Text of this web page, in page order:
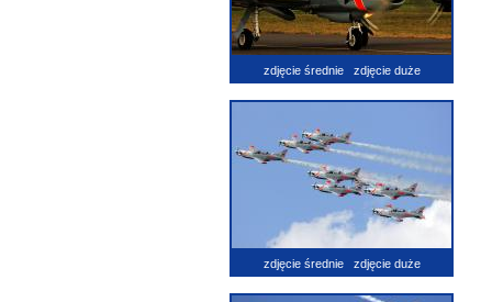
zdjęcie średnie zdjęcie duże
zdjęcie średnie zdjęcie duże